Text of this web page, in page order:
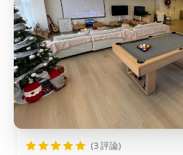
(3 評論)